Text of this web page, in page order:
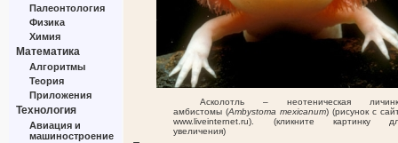
Палеонтология
Физика
Химия
Математика
Алгоритмы
Теория
Приложения
Технология
Авиация и
машиностроение
Асколотль – неотеническая
амбистомы (Ambystoma mexicanum) (рисунок с
www.liveinternet.ru). (кликните картинку
увеличения)